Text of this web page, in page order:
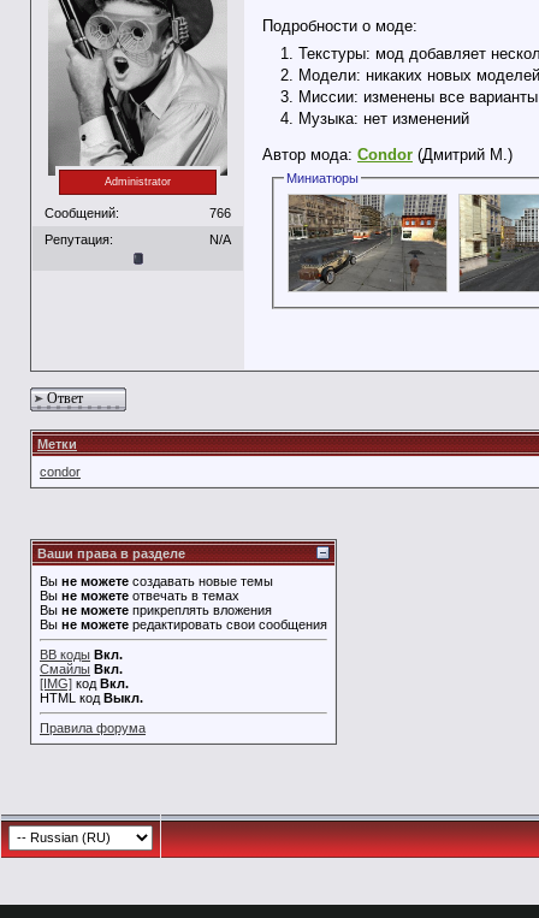
Administrator
Сообщений:
766
Репутация:
N/A
Подробности о моде:
Текстуры: мод добавляет
Модели: никаких новых
Миссии: изменены все
Музыка: нет изменений
Автор мода: Condor (Дмитрий М.)
Миниатюры
Ответ
Метки
condor
Ваши права в разделе
Вы не можете создавать новые темы
Вы не можете отвечать в темах
Вы не можете прикреплять вложения
Вы не можете редактировать свои сообщения
BB коды Вкл.
Смайлы Вкл.
[IMG] код Вкл.
HTML код Выкл.
Правила форума